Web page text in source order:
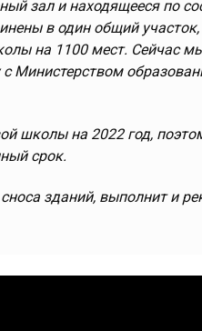
зал и находящееся по
в один общий
на 1100 мест. Сейчас
Министерством
школы на 2022 год,
срок.
зданий, выполнит и